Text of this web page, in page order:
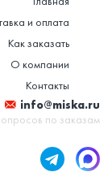
и оплата
Как заказать
О компании
Контакты
info@miska.ru
по заказам